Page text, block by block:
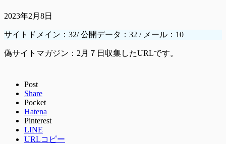
2023年2月8日
サイトドメイン：32/ 公開データ：32 / メール：10
偽サイトマガジン：2月７日収集したURLです。
Post
Share
Pocket
Hatena
Pinterest
LINE
URLコピー